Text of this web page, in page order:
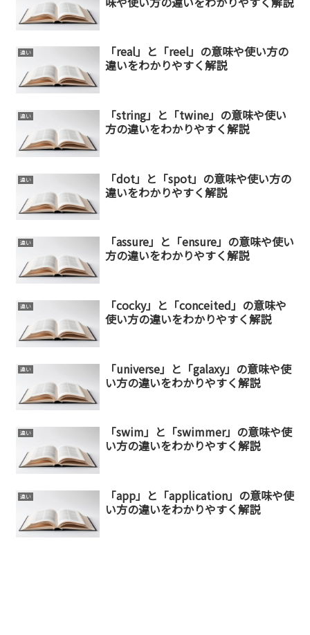
違い
「real」と「reel」の意味や使い方の
違いをわかりやすく解説
違い
「string」と「twine」の意味や使い
方の違いをわかりやすく解説
違い
「dot」と「spot」の意味や使い方の
違いをわかりやすく解説
違い
「assure」と「ensure」の意味や使い
方の違いをわかりやすく解説
違い
「cocky」と「conceited」の意味や
使い方の違いをわかりやすく解説
違い
「universe」と「galaxy」の意味や使
い方の違いをわかりやすく解説
違い
「swim」と「swimmer」の意味や使
い方の違いをわかりやすく解説
違い
「app」と「application」の意味や使
い方の違いをわかりやすく解説